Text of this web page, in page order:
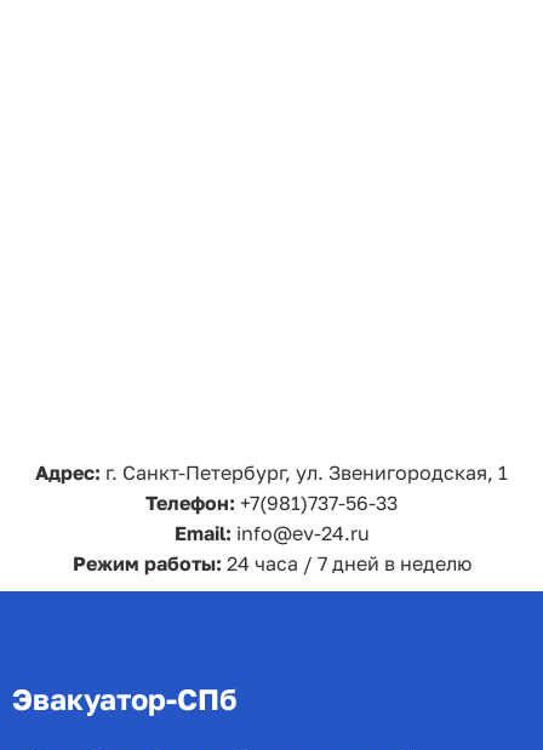
Адрес: г. Санкт-Петербург, ул. Звенигородская, 1
Телефон: +7(981)737-56-33
Email: info@ev-24.ru
Режим работы: 24 часа / 7 дней в неделю
Эвакуатор-СПб